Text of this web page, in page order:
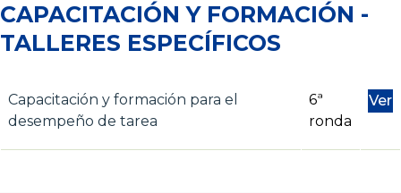
CAPACITACIÓN Y FORMACIÓN -
TALLERES ESPECÍFICOS
Capacitación y formación para el
desempeño de tarea
6ª
ronda
Ver